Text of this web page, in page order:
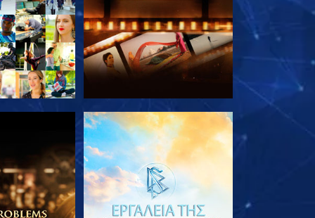
ΤΗ ΣΕΙΡΑ ΕΞΕΡΕΥΝΗΣΤΕ ΤΗ ΣΕΙΡΑ